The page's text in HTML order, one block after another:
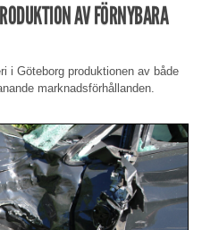
AV FÖRNYBARA
i Göteborg produktionen av både
marknadsförhållanden.